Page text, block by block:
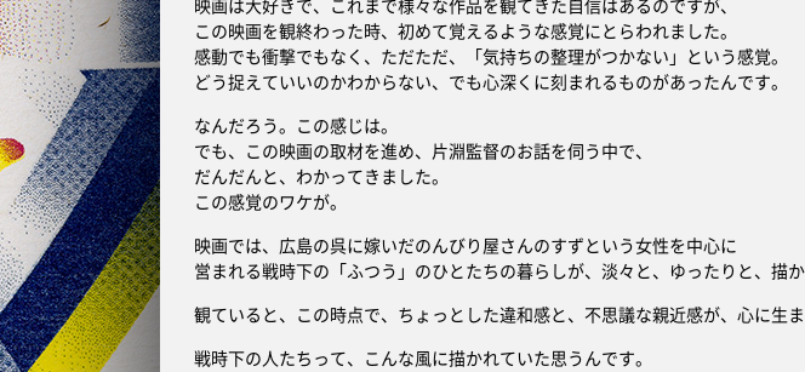
映画は大好きで、これまで様々な作品を観てきた自信はあるのですが、
この映画を観終わった時、初めて覚えるような感覚にとらわれました。
感動でも衝撃でもなく、ただただ、「気持ちの整理がつかない」という感覚。
どう捉えていいのかわからない、でも心深くに刻まれるものがあったんです。
なんだろう。この感じは。
でも、この映画の取材を進め、片淵監督のお話を伺う中で、
だんだんと、わかってきました。
この感覚のワケが。
映画では、広島の呉に嫁いだのんびり屋さんのすずという女性を中心に
営まれる戦時下の「ふつう」のひとたちの暮らしが、淡々と、ゆったりと、描か
観ていると、この時点で、ちょっとした違和感と、不思議な親近感が、心に生ま
戦時下の人たちって、こんな風に描かれていた思うんです。